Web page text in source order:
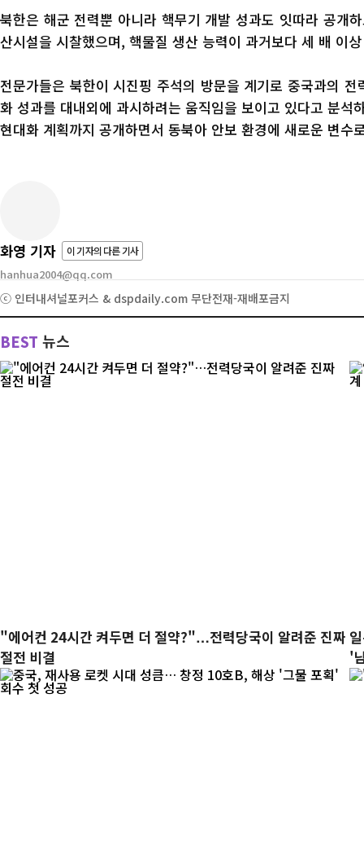
북한은 해군 전력뿐 아니라 핵무기 개발 성과도 잇따라 공개
산시설을 시찰했으며, 핵물질 생산 능력이 과거보다 세 배 이
전문가들은 북한이 시진핑 주석의 방문을 계기로 중국과의
화 성과를 대내외에 과시하려는 움직임을 보이고 있다고 분
현대화 계획까지 공개하면서 동북아 안보 환경에 새로운 변수
화영 기자 이 기자의 다른 기사
hanhua2004@qq.com
ⓒ 인터내셔널포커스 & dspdaily.com 무단전재-재배포금지
BEST 뉴스
"에어컨 24시간 켜두면 더 절약?"…전력당국이 알려준 진짜
절전 비결
'